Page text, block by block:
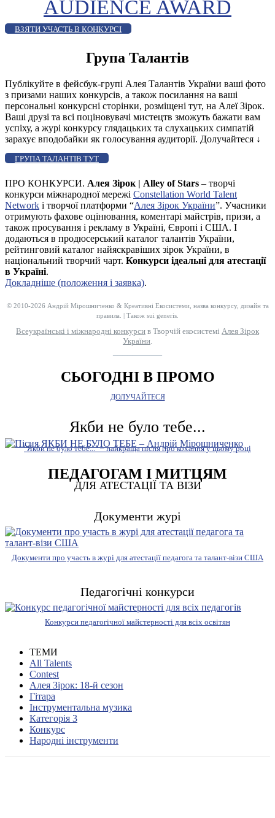
AUDIENCE AWARD
ВЗЯТИ УЧАСТЬ В КОНКУРСІ
Група Талантів
Публікуйте в фейсбук-групі Алея Талантів України ваші фото
з призами наших конкурсів, а також посилання на ваші
персональні конкурсні сторінки, розміщені тут, на Алеї Зірок.
Ваші друзі та всі поціновувачі мистецтв зможуть бажати вам
успіху, а журі конкурсу глядацьких та слухацьких симпатій
зарахує вподобайки як голосування аудиторії. Долучайтеся ↓
ГРУПА ТАЛАНТІВ ТУТ
ПРО КОНКУРСИ. Алея Зірок | Alley of Stars – творчі
конкурси міжнародної мережі Constellation World Talent
Network і творчої платформи “Алея Зірок України”. Учасники
отримують фахове оцінювання, коментарі майстрів, призи, а
також просування і рекламу в Україні, Європі і США. І
додаються в продюсерський каталог талантів України,
рейтинговий каталог найяскравіших зірок України, в
національний творчий чарт. Конкурси ідеальні для атестації
в Україні.
Докладніше (положення і заявка).
© 2010-2026 Андрій Мірошниченко & Креативні Екосистеми, назва конкурсу, дизайн та
правила. | Також sui generis.
Всеукраїнські і міжнародні конкурси в Творчій екосистемі Алея Зірок
України
СЬОГОДНІ В ПРОМО
ДОЛУЧАЙТЕСЯ
Якби не було тебе...
"Якби не було тебе..." – найкраща пісня про кохання у цьому році
ПЕДАГОГАМ І МИТЦЯМ
ДЛЯ АТЕСТАЦІЇ ТА ВІЗИ
Документи журі
Документи про участь в журі для атестації педагога та талант-візи США
Педагогічні конкурси
Конкурси педагогічної майстерності для всіх освітян
ТЕМИ
All Talents
Contest
Алея Зірок: 18-й сезон
Гітара
Інструментальна музика
Категорія 3
Конкурс
Народні інструменти